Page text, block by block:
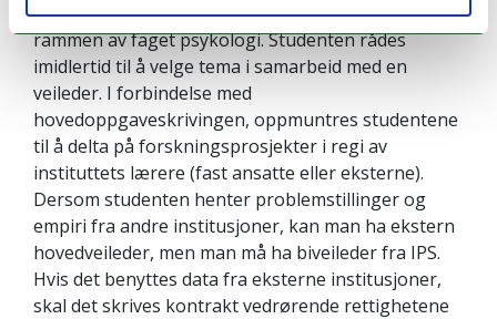
velge tema og problemstilling som ligger innenfor
rammen av faget psykologi. Studenten rådes
imidlertid til å velge tema i samarbeid med en
veileder. I forbindelse med
hovedoppgaveskrivingen, oppmuntres studentene
til å delta på forskningsprosjekter i regi av
instituttets lærere (fast ansatte eller eksterne).
Dersom studenten henter problemstillinger og
empiri fra andre institusjoner, kan man ha ekstern
hovedveileder, men man må ha biveileder fra IPS.
Hvis det benyttes data fra eksterne institusjoner,
skal det skrives kontrakt vedrørende rettighetene